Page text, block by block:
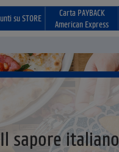
su STORE
Carta PAYBACK
American Express
Il sapore italiano